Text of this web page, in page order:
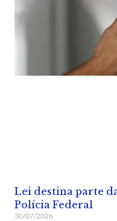
Lei destina parte
Polícia Federal
30/07/2026